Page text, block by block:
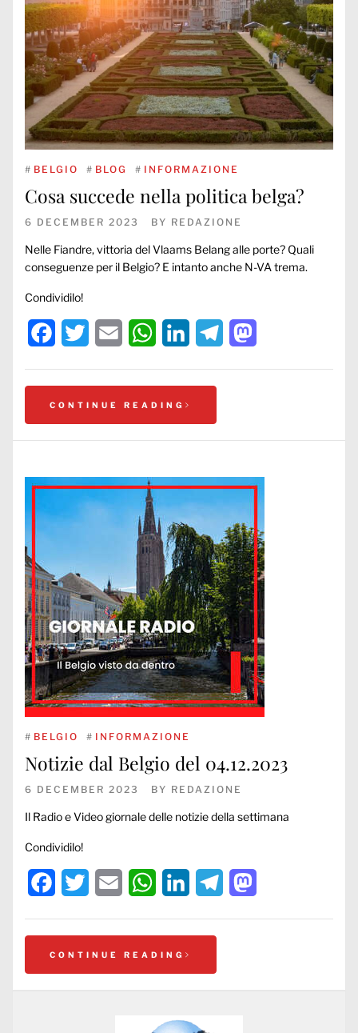
# BELGIO # BLOG # INFORMAZIONE
Cosa succede nella politica belga?
6 DECEMBER 2023 BY REDAZIONE
Nelle Fiandre, vittoria del Vlaams Belang alle porte? Quali
conseguenze per il Belgio? E intanto anche N-VA trema.
Condividilo!
Facebook
Twitter Email WhatsAppLinkedInTelegram
CONTINUE READING
# BELGIO # INFORMAZIONE
Notizie dal Belgio del 04.12.2023
6 DECEMBER 2023 BY REDAZIONE
Il Radio e Video giornale delle notizie della settimana
Condividilo!
Facebook
Twitter Email WhatsAppLinkedInTelegram
CONTINUE READING